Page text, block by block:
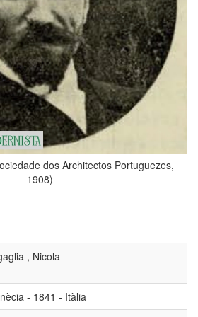
dos Architectos Portuguezes,
1908)
, Nicola
- 1841 - Itàlia